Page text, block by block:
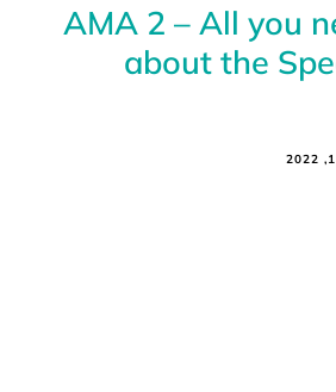
AMA 2 – All you
about the